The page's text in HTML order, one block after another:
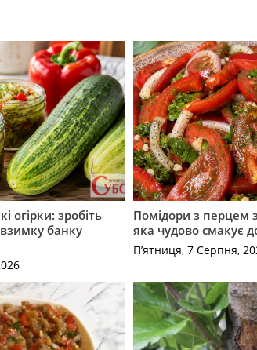
огірки: зробіть
банку
Помідори з перцем
яка чудово смакує
П’ятниця, 7 Серпня,